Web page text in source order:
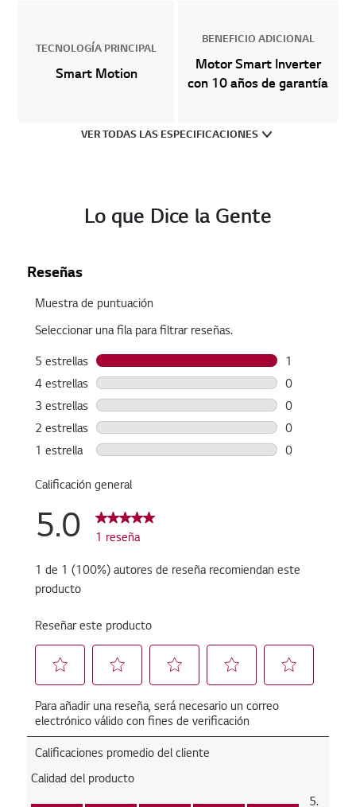
TECNOLOGÍA PRINCIPAL
Smart Motion
BENEFICIO ADICIONAL
Motor Smart Inverter
con 10 años de garantía
VER TODAS LAS ESPECIFICACIONES
Lo que Dice la Gente